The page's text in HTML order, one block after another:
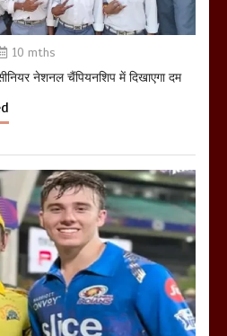
क्यों जैनुल सालीकिन को शहर काजी नहीं
चाहते सुने क्या कहा मौलाना कारी
11, 2025
10 mths
नेशनल चैंपियनशिप में दिखाएगा दम